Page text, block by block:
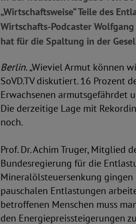
„Wirtschaftsweise“ Teile des
Wirtschafts-Podcaster
hat für die Spaltung in der
Berlin.„Wieviel Armut können
SoVD.TV diskutiert. 16 Prozent
Erwachsenen armutsgefährdet
Die derzeitige Lage mit
noch.
Prof. Dr. Achim Truger, Mitglied
Bundesregierung für die
Mineralölsteuersenkung
pauschalen Entlastungen
betroffenen Menschen muss
den Energiepreissteigerungen